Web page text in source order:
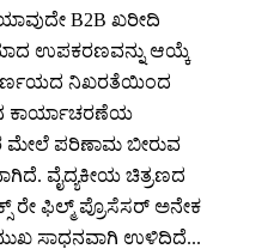
ಯಾವುದೇ B2B ಖರೀದಿ
ಉಪಕರಣವನ್ನು ಆಯ್ಕೆ
ನಿಖರತೆಯಿಂದ
ಕಾರ್ಯಾಚರಣೆಯ
ಮೇಲೆ ಪರಿಣಾಮ ಬೀರುವ
ವೈದ್ಯಕೀಯ ಚಿತ್ರಣದ
ರೇ ಫಿಲ್ಮ್ ಪ್ರೊಸೆಸರ್ ಅನೇಕ
ಸಾಧನವಾಗಿ ಉಳಿದಿದೆ...